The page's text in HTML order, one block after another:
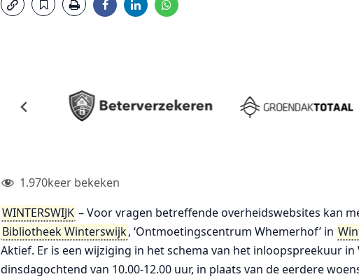
1.970keer bekeken
WINTERSWIJK – Voor vragen betreffende overheidswebsites kan
Bibliotheek Winterswijk, ‘Ontmoetingscentrum Whemerhof’ in
Aktief. Er is een wijziging in het schema van het inloopspreekuur
dinsdagochtend van 10.00-12.00 uur, in plaats van de eerdere